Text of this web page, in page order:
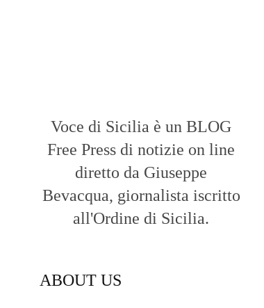
Voce di Sicilia è un BLOG
Free Press di notizie on line
diretto da Giuseppe
Bevacqua, giornalista iscritto
all'Ordine di Sicilia.
ABOUT US